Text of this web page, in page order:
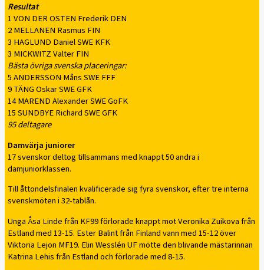
Resultat
1 VON DER OSTEN Frederik DEN
2 MELLANEN Rasmus FIN
3 HAGLUND Daniel SWE KFK
3 MICKWITZ Valter FIN
Bästa övriga svenska placeringar:
5 ANDERSSON Måns SWE FFF
9 TÄNG Oskar SWE GFK
14 MAREND Alexander SWE GoFK
15 SUNDBYE Richard SWE GFK
95 deltagare
Damvärja juniorer
17 svenskor deltog tillsammans med knappt 50 andra i
damjuniorklassen.
Till åttondelsfinalen kvalificerade sig fyra svenskor, efter tre interna
svenskmöten i 32-tablån.
Unga Åsa Linde från KF99 förlorade knappt mot Veronika Zuikova från
Estland med 13-15. Ester Balint från Finland vann med 15-12 över
Viktoria Lejon MF19. Elin Wesslén UF mötte den blivande mästarinnan
Katrina Lehis från Estland och förlorade med 8-15.